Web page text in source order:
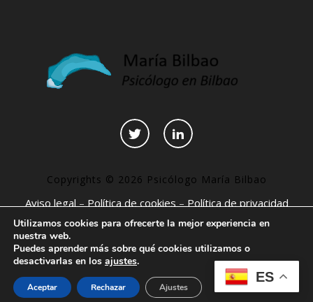
Copyrights © 2026 Psicólogo María Bilbao
Aviso legal–Política de cookies–Política de privacidad
–Declaración de accesibilidad–Páginas interesantes
ES
Utilizamos cookies para ofrecerte la mejor experiencia en
nuestra web.
Puedes aprender más sobre qué cookies utilizamos o
desactivarlas en los ajustes.
Aceptar Rechazar Ajustes